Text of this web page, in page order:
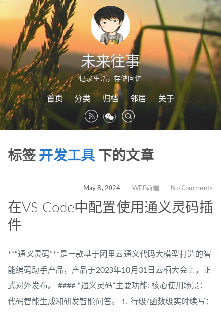
未来往事
记录生活，存储回忆
首页 分类 归档 邻居 关于
标签 开发工具下的文章
May 8, 2024 WEB前端 No Comments
在VS Code中配置使用通义灵码插
件
**“通义灵码”**是一款基于阿里云通义代码大模型打造的智
能编码助手产品，产品于2023年10月31日云栖大会上，正
式对外发布。 #### “通义灵码”主要功能: 核心使用场景：
代码智能生成和研发智能问答。 1. 行级/函数级实时续写：